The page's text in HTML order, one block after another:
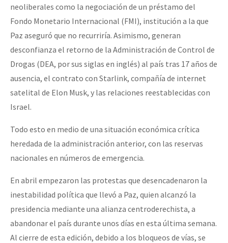
Semillero Guerra contra la Humanidad. (Las poblaciones y
la naturaleza bajo asedio)
Libros para descargar
Medios Libres
COVID-19
neoliberales como la negociación de un préstamo del
Fondo Monetario Internacional (FMI), institución a la que
Paz aseguró que no recurriría. Asimismo, generan
desconfianza el retorno de la Administración de Control de
Drogas (DEA, por sus siglas en inglés) al país tras 17 años de
ausencia, el contrato con Starlink, compañía de internet
satelital de Elon Musk, y las relaciones reestablecidas con
Israel.
Todo esto en medio de una situación económica crítica
heredada de la administración anterior, con las reservas
nacionales en números de emergencia.
En abril empezaron las protestas que desencadenaron la
inestabilidad política que llevó a Paz, quien alcanzó la
presidencia mediante una alianza centroderechista, a
abandonar el país durante unos días en esta última semana.
Al cierre de esta edición, debido a los bloqueos de vías, se